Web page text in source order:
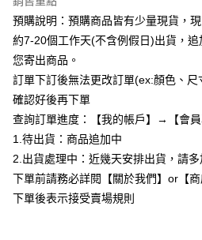
全支付
【關於「AFTEE先享後付」】
AFTEE先享後付是「在收到商品之後才付
便利好安心！
１．簡單：不需註冊會員、不需綁卡、不需
２．便利：只要手機號碼，簡訊認證，即可
３．安心：先確認商品／服務後，再付款。
１．於結帳方式選擇「AFTEE先享後付」
ATM付款
運送方式
全家付款取貨
每筆NT$85，滿NT$799(含以上)免運
預購說明：預購商品皆有少量現貨，
約7-20個工作天(不含例假日)出貨，
您寄出商品。
訂單下訂後無法更改訂單(ex:顏色、
確認好後再下單
查詢訂單進度：【我的帳戶】→【會
1.待出貨：商品追加中
2.出貨處理中：近幾天安排出貨，請多
下單前請務必詳閱【關於我們】or【
下單後表示接受賣場規則